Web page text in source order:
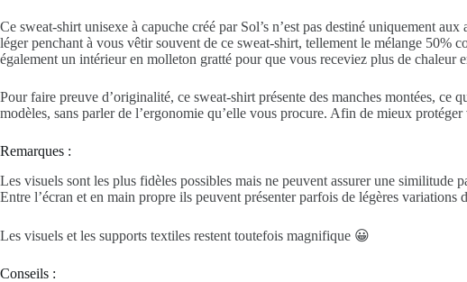
Ce sweat-shirt unisexe à capuche créé par Sol’s n’est pas destiné uniquement
léger penchant à vous vêtir souvent de ce sweat-shirt, tellement le mélange 50%
également un intérieur en molleton gratté pour que vous receviez plus de chaleur
Pour faire preuve d’originalité, ce sweat-shirt présente des manches montées, ce
modèles, sans parler de l’ergonomie qu’elle vous procure. Afin de mieux
Remarques :
Les visuels sont les plus fidèles possibles mais ne peuvent assurer une similitude
Entre l’écran et en main propre ils peuvent présenter parfois de légères variations
Les visuels et les supports textiles restent toutefois magnifique 😀
Conseils :